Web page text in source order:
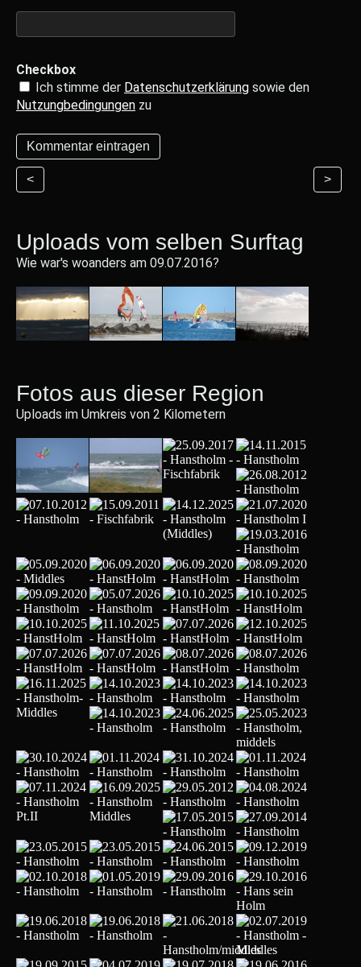
Checkbox
Ich stimme der Datenschutzerklärung sowie den
Nutzungbedingungen zu
< >
Uploads vom selben Surftag
Wie war's woanders am 09.07.2016?
Fotos aus dieser Region
Uploads im Umkreis von 2 Kilometern